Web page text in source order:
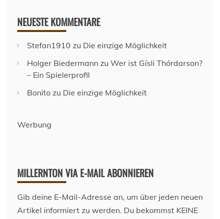
NEUESTE KOMMENTARE
Stefan1910 zu Die einzige Möglichkeit
Holger Biedermann zu Wer ist Gísli Thórdarson?
– Ein Spielerprofil
Bonito zu Die einzige Möglichkeit
Werbung
MILLERNTON VIA E-MAIL ABONNIEREN
Gib deine E-Mail-Adresse an, um über jeden neuen
Artikel informiert zu werden. Du bekommst KEINE